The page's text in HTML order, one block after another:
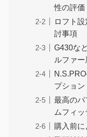
性の評価
ロフト
討事項
G430な
ルファー
プション
最高のパ
ムフィ
購入前に